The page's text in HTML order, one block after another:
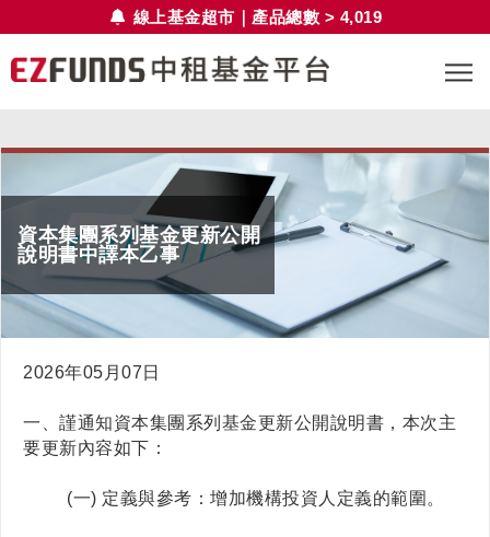
線上基金超市｜產品總數 > 4,019
資本集團系列基金更新公開
說明書中譯本乙事
2026年05月07日
一、謹通知資本集團系列基金更新公開說明書，本次主
要更新內容如下：
(一) 定義與參考：增加機構投資人定義的範圍。